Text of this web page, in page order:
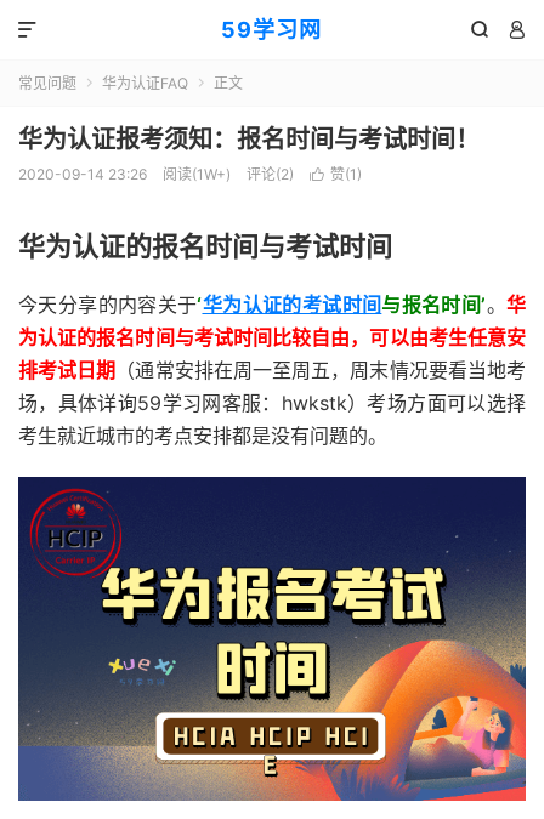
59学习网  

常见问题  华为认证FAQ  正文
华为认证报考须知：报名时间与考试时间！
2020-09-14 23:26 阅读(1W+) 评论(2)  赞(1 )
华为认证的报名时间与考试时间
今天分享的内容关于‘华为认证的考试时间与报名时间’。华
为认证的报名时间与考试时间比较自由，可以由考生任意安
排考试日期
（通常安排在周一至周五，周末情况要看当地考
场，具体详询59学习网客服：hwkstk）考场方面可以选择
考生就近城市的考点安排都是没有问题的。